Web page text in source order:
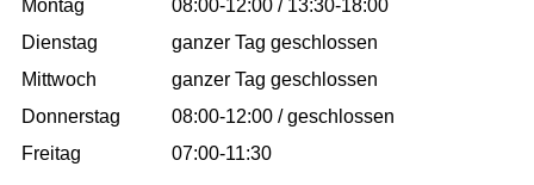
Montag
08:00-12:00 / 13:30-18:00
Dienstag
ganzer Tag geschlossen
Mittwoch
ganzer Tag geschlossen
Donnerstag
08:00-12:00 / geschlossen
Freitag
07:00-11:30